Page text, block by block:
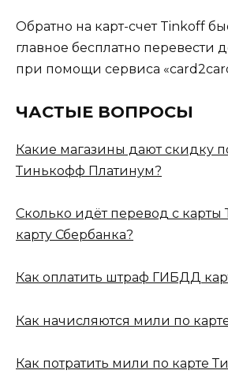
Обратно на карт-счет Tinkoff
главное бесплатно перевести
при помощи сервиса
ЧАСТЫЕ ВОПРОСЫ
Какие магазины дают скидку
Тинькофф Платинум?
Сколько идёт перевод с
карту Сбербанка?
Как оплатить штраф ГИБДД
Как начисляются мили по
Как потратить мили по карте